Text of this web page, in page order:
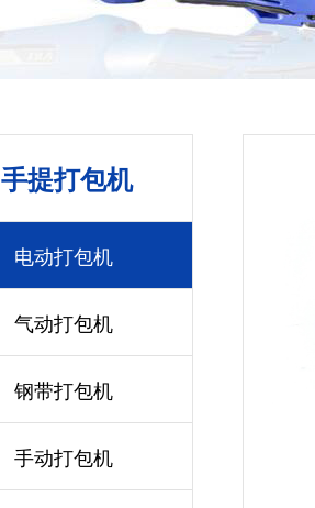
手提打包机
电动打包机
气动打包机
钢带打包机
手动打包机